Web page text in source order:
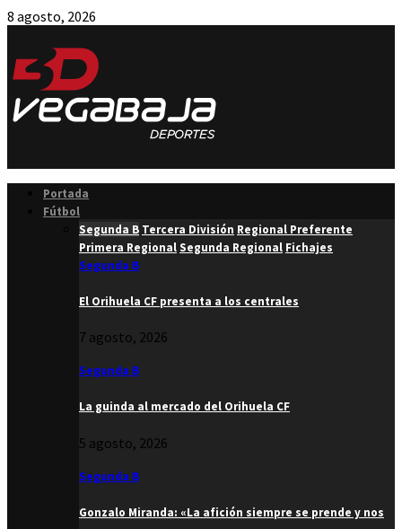
8 agosto, 2026
Portada
Fútbol
Segunda B Tercera División Regional Preferente
Primera RegionalSegunda Regional Fichajes
Segunda B
El Orihuela CF presenta a los centrales
7 agosto, 2026
Segunda B
La guinda al mercado del Orihuela CF
5 agosto, 2026
Segunda B
Gonzalo Miranda: «La afición siempre se prende y nos